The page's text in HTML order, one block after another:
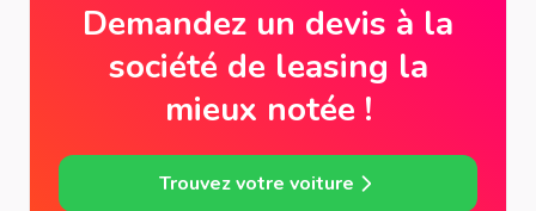
Demandez un devis à la
société de leasing la
mieux notée !
Trouvez votre voiture